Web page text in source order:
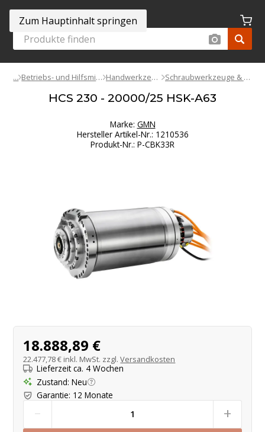
Zum Hauptinhalt springen
Betriebs- und Hilfsmittel Handwerkzeuge Schraubwerkzeuge & Bits
HCS 230 - 20000/25 HSK-A63
Marke: GMN
Hersteller Artikel-Nr.: 1210536
Produkt-Nr.: P-CBK33R
Produktangebot
18.888,89 €
22.477,78 € inkl. MwSt. zzgl.Versandkosten
Lieferzeit ca. 4 Wochen
Zustand: Neu
Garantie: 12 Monate
- +